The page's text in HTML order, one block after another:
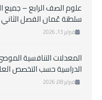
علوم الصف الرابع – جميع
سلطنة عُمان الفصل الثاني
فبراير 13, 2026
المعدلات التنافسية
الدراسية حسب التخصص العام
فبراير 08, 2026